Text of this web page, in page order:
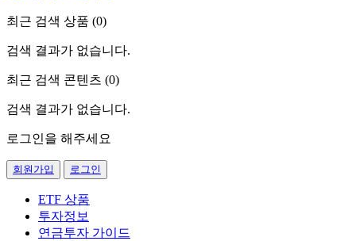
최근 검색 상품 (0)
검색 결과가 없습니다.
최근 검색 콘텐츠 (0)
검색 결과가 없습니다.
로그인을 해주세요
회원가입 로그인
ETF 상품
투자정보
연금투자 가이드